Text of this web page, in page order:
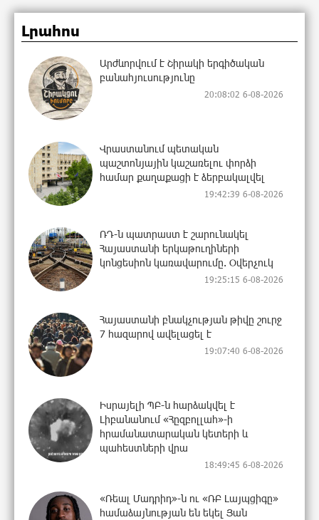
Լրահոս
Արժևորվում է Շիրակի երգիծական
բանահյուսությունը
20:08:02 6-08-2026
Վրաստանում պետական ​​
պաշտոնյային կաշառելու փորձի
համար քաղաքացի է ձերբակալվել
19:42:39 6-08-2026
ՌԴ-ն պատրաստ է շարունակել
Հայաստանի երկաթուղիների
կոնցեսիոն կառավարումը. Օվերչուկ
19:25:15 6-08-2026
Հայաստանի բնակչության թիվը շուրջ
7 հազարով ավելացել է
19:07:40 6-08-2026
Իսրայելի ՊԲ-ն հարձակվել է
Լիբանանում «Հըզբոլլահ»-ի
հրամանատարական կետերի և
պահեստների վրա
18:49:45 6-08-2026
«Ռեալ Մադրիդ»-ն ու «ՌԲ Լայպցիգը»
համաձայնության են եկել Յան